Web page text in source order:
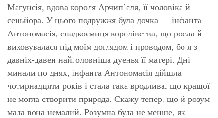
Магунсія, вдова короля Арчип’єля, її чоловіка й
сеньйора. У цього подружжя була дочка — інфанта
Антономасія, спадкоємиця королівства, що росла й
виховувалася під моїм доглядом і проводом, бо я з
давніх-давен найголовніша дуенья її матері. Дні
минали по днях, інфанта Антономасія дійшла
чотирнадцяти років і стала така вродлива, що кращої
не могла створити природа. Скажу тепер, що й розум
мала вона немалий. Розумна була не менше, як